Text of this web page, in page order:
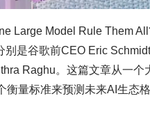
Large Model Rule Them
是谷歌前CEO Eric
Raghu。这篇文章从一
衡量标准来预测未来AI生态